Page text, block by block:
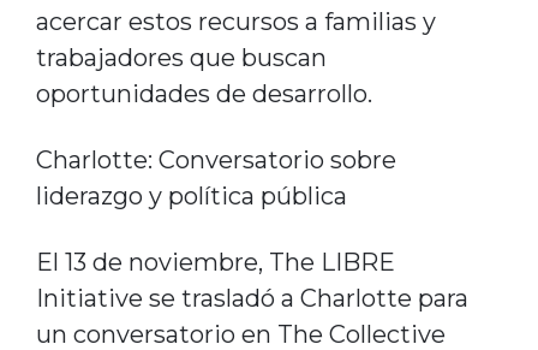
acercar estos recursos a familias y
trabajadores que buscan
oportunidades de desarrollo.
Charlotte: Conversatorio sobre
liderazgo y política pública
El 13 de noviembre, The LIBRE
Initiative se trasladó a Charlotte para
un conversatorio en The Collective